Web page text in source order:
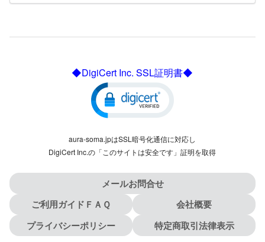
◆DigiCert Inc. SSL証明書◆
aura-soma.jpはSSL暗号化通信に対応し
DigiCert Inc.の「このサイトは安全です」証明を取得
メールお問合せ
ご利用ガイドＦＡＱ
会社概要
プライバシーポリシー
特定商取引法律表示